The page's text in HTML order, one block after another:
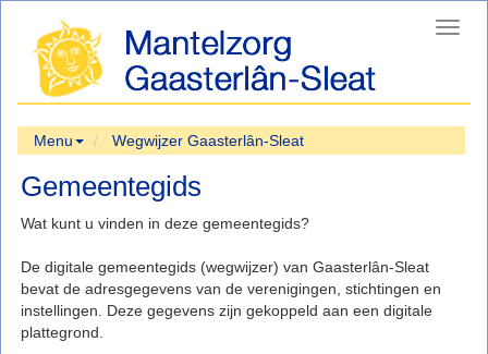
Menu Wegwijzer Gaasterlân-Sleat
Gemeentegids
Wat kunt u vinden in deze gemeentegids?
De digitale gemeentegids (wegwijzer) van Gaasterlân-Sleat
bevat de adresgegevens van de verenigingen, stichtingen en
instellingen. Deze gegevens zijn gekoppeld aan een digitale
plattegrond.